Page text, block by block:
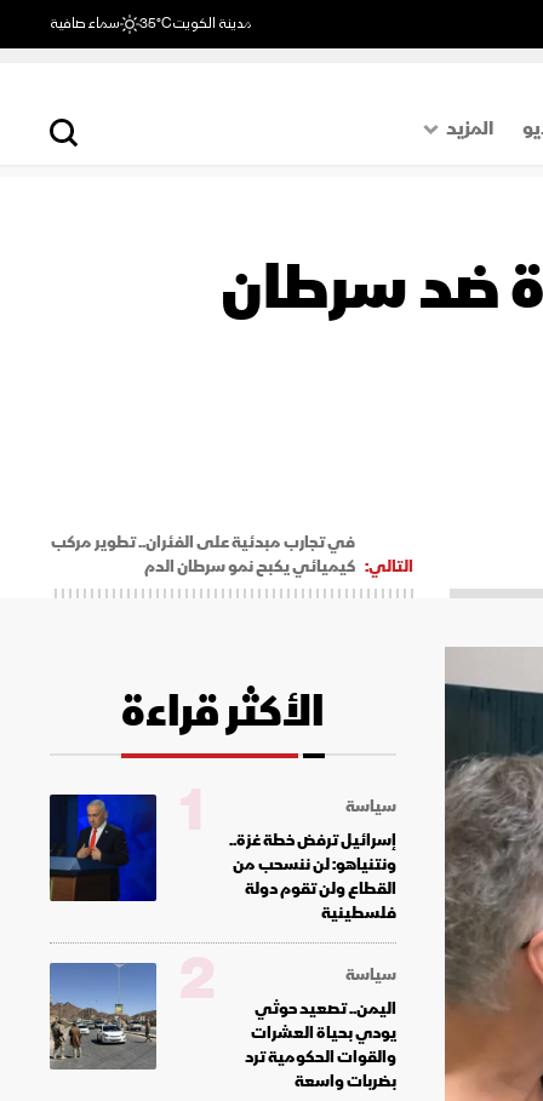
مدينة الكويت35°C سماء صافية
المزيد
اقتصاد
ضد سرطان
التالي:
في تجارب مبدئية على الفئران.. تطوير مركب
كيميائي يكبح نمو سرطان الدم
الأكثر قراءة
سياسة
إسرائيل ترفض خطة غزة..
ونتنياهو: لن ننسحب من
القطاع ولن تقوم دولة
فلسطينية
1
سياسة
اليمن.. تصعيد حوثي
يودي بحياة العشرات
والقوات الحكومية ترد
بضربات واسعة
2